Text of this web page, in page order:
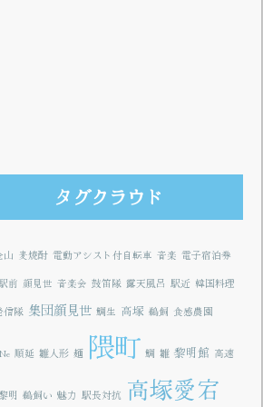
タグクラウド
山 麦焼酎 電動アシスト付自転車 音楽 電子宿泊券
前 顔見世 音楽会 鼓笛隊 露天風呂 駅近 韓国料理
信隊 集団顔見世 鯛生 高塚 鵜飼 食感農園
順延 雛人形 麺 隈町 鯛 雛 黎明館 高速
明 鵜飼い 魅力 駅長対抗 高塚愛宕